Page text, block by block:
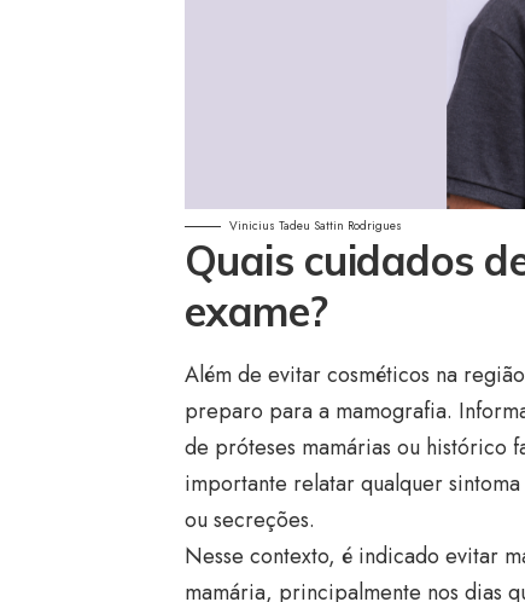
Vinicius Tadeu Sattin Rodrigues
Quais cuidados
exame?
Além de evitar cosméticos na
preparo para a mamografia.
de próteses mamárias ou histórico
importante relatar qualquer
ou secreções.
Nesse contexto, é indicado evitar
mamária, principalmente nos dias